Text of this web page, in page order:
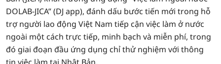
DOLAB-JICA” (DJ app), đánh dấu bước tiến mới trong hỗ
trợ người lao động Việt Nam tiếp cận việc làm ở nước
ngoài một cách trực tiếp, minh bạch và miễn phí, trong
đó giai đoạn đầu ứng dụng chỉ thử nghiệm với thông